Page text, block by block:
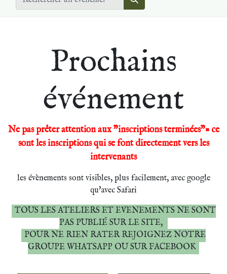
Prochains
événement
Ne pas prêter attention aux "inscriptions terminées"= ce
sont les inscriptions qui se font directement vers les
intervenants
les évènements sont visibles, plus facilement, avec google
qu'avec Safari
TOUS LES ATELIERS ET EVENEMENTS NE SONT
PAS PUBLIÉ SUR LE SITE,
POUR NE RIEN RATER REJOIGNEZ NOTRE
GROUPE WHATSAPP OU SUR FACEBOOK